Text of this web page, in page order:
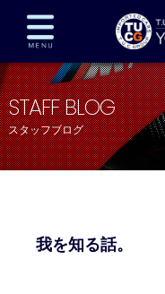
在庫車両情報
TUCとは？
全国納車
STAFF BLOG
スタッフブログ
我を知る話。